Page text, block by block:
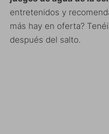
entretenidos y
más hay en oferta?
después del salto.